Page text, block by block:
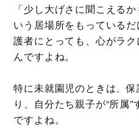
「少し大げさに聞こえる
いう居場所をもっている
護者にとっても、心がラ
んですよね。
特に未就園児のときは、
り、自分たち親子が“所属
ですよね。